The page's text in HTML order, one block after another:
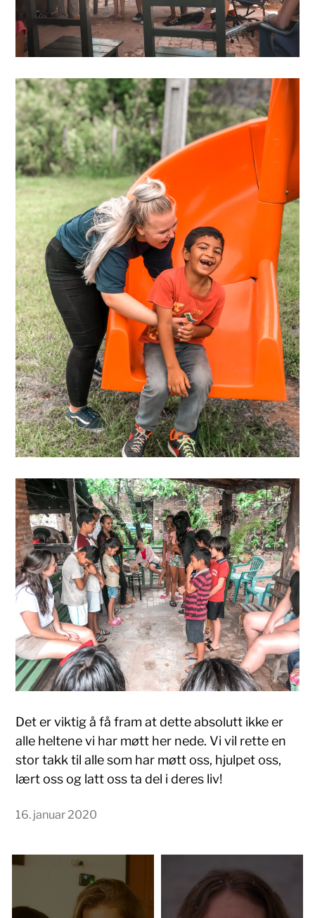
Det er viktig å få fram at dette absolutt ikke er
alle heltene vi har møtt her nede. Vi vil rette en
stor takk til alle som har møtt oss, hjulpet oss,
lært oss og latt oss ta del i deres liv!
16. januar 2020